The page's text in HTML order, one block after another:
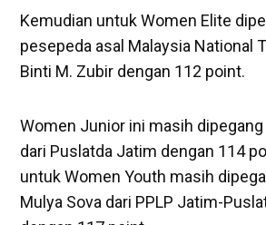
Kemudian untuk Women Elite
pesepeda asal Malaysia National
Binti M. Zubir dengan 112 point.
Women Junior ini masih
dari Puslatda Jatim dengan 114
untuk Women Youth masih
Mulya Sova dari PPLP Jatim-